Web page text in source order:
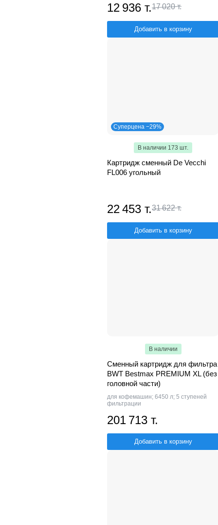
12 936 т.17 020 т.
Добавить в корзину
Суперцена −29%
В наличии 173 шт.
Картридж сменный De Vecchi
FL006 угольный
22 453 т.31 622 т.
Добавить в корзину
В наличии
Сменный картридж для фильтра
BWT Bestmax PREMIUM XL (без
головной части)
для кофемашин; 6450 л; 5 ступеней
фильтрации
201 713 т.
Добавить в корзину